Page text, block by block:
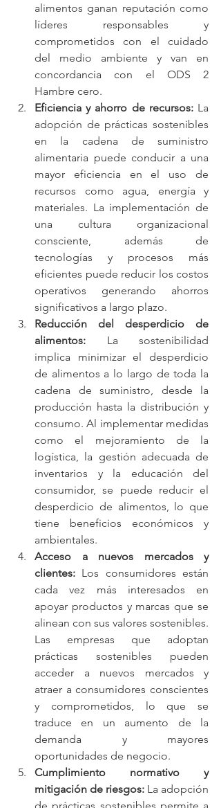
alimentos ganan reputación como
líderes responsables y
comprometidos con el cuidado
del medio ambiente y van en
concordancia con el ODS 2
Hambre cero.
Eficiencia y ahorro de recursos: La
adopción de prácticas sostenibles
en la cadena de suministro
alimentaria puede conducir a una
mayor eficiencia en el uso de
recursos como agua, energía y
materiales. La implementación de
una cultura organizacional
consciente, además de
tecnologías y procesos más
eficientes puede reducir los costos
operativos generando ahorros
significativos a largo plazo.
Reducción del desperdicio de
alimentos: La sostenibilidad
implica minimizar el desperdicio
de alimentos a lo largo de toda la
cadena de suministro, desde la
producción hasta la distribución y
consumo. Al implementar medidas
como el mejoramiento de la
logística, la gestión adecuada de
inventarios y la educación del
consumidor, se puede reducir el
desperdicio de alimentos, lo que
tiene beneficios económicos y
ambientales.
Acceso a nuevos mercados y
clientes: Los consumidores están
cada vez más interesados en
apoyar productos y marcas que se
alinean con sus valores sostenibles.
Las empresas que adoptan
prácticas sostenibles pueden
acceder a nuevos mercados y
atraer a consumidores conscientes
y comprometidos, lo que se
traduce en un aumento de la
demanda y mayores
oportunidades de negocio.
Cumplimiento normativo y
mitigación de riesgos: La adopción